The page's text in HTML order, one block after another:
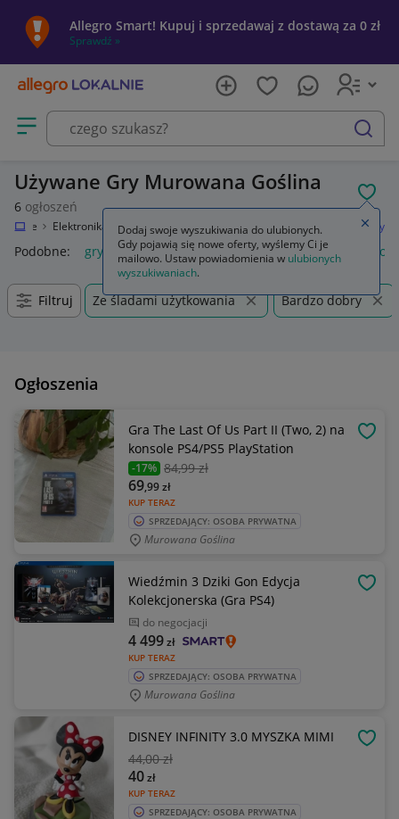
Allegro Smart! Kupuj i sprzedawaj z dostawą za 0 zł
Sprawdź »
Otwórz menu z kategoriami
szukaj
Używane Gry Murowana Goślina
6 ogłoszeń
Elektronika Konsole i automaty Sony PlayStation 4 (PS4) Gry
Podobne: gry gry ps5 gry ps4 karty do gry gry
Filtruj Ze śladami użytkowania Bardzo dobry
Ogłoszenia
Gra The Last Of Us Part II (Two, 2) na
konsole PS4/PS5 PlayStation
-17% 84,99 zł
KUP TERAZ
69,99zł
SPRZEDAJĄCY: OSOBA PRYWATNA
Murowana Goślina
Wiedźmin 3 Dziki Gon Edycja
Kolekcjonerska (Gra PS4)
do negocjacji
KUP TERAZ
4 499zł
SPRZEDAJĄCY: OSOBA PRYWATNA
Murowana Goślina
DISNEY INFINITY 3.0 MYSZKA MIMI
44,00 zł
KUP TERAZ
40zł
SPRZEDAJĄCY: OSOBA PRYWATNA
Dodaj swoje wyszukiwania do ulubionych.
Gdy pojawią się nowe oferty, wyślemy Ci je
mailowo. Ustaw powiadomienia w ulubionych
wyszukiwaniach.